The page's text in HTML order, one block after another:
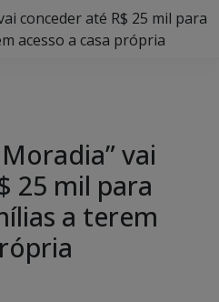
conceder até R$ 25 mil para
acesso a casa própria
vai
25 mil para
a terem